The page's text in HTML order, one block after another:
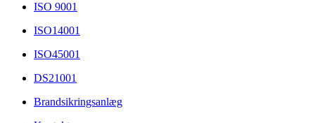
ISO 9001
ISO14001
ISO45001
DS21001
Brandsikringsanlæg